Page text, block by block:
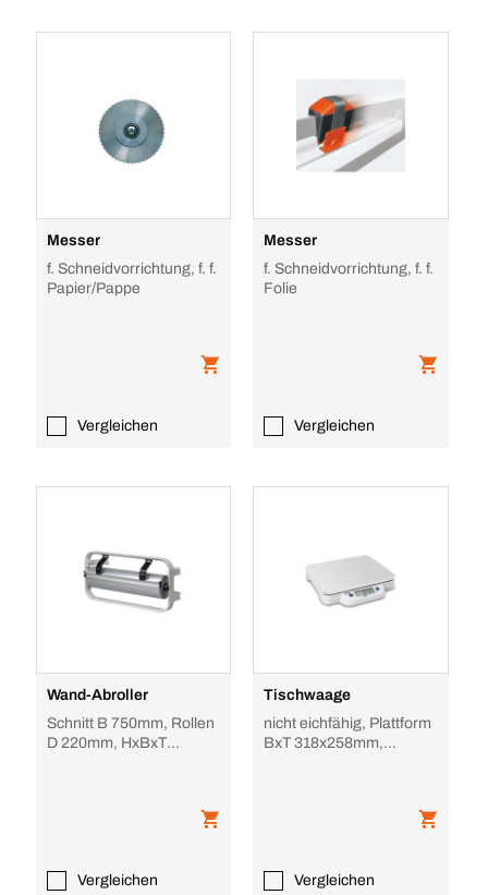
Messer
f. Schneidvorrichtung, f. f.
Papier/Pappe
Vergleichen
Messer
f. Schneidvorrichtung, f. f.
Folie
Vergleichen
Wand-Abroller
Schnitt B 750mm, Rollen
D 220mm, HxBxT
Vergleichen
Tischwaage
nicht eichfähig, Plattform
BxT 318x258mm,
Vergleichen